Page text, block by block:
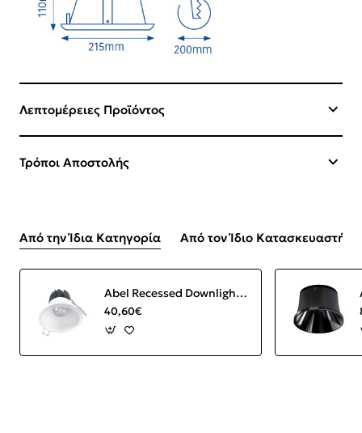
Λεπτομέρειες Προϊόντος
Τρόποι Αποστολής
Από την Ίδια Κατηγορία Από τον Ίδιο Κατασκευαστή
Abel Recessed Downlight LED 12W 3000K 1000 lm Round White IP44
40,60€